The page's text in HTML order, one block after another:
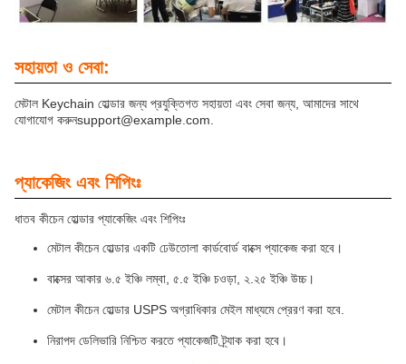
সহায়তা ও সেবা:
মেটাল Keychain হোল্ডার জন্য প্রযুক্তিগত সহায়তা এবং সেবা জন্য, আমাদের সাথে
যোগাযোগ করুনsupport@example.com.
প্যাকেজিং এবং শিপিংঃ
ধাতব কীচেন হোল্ডার প্যাকেজিং এবং শিপিংঃ
মেটাল কীচেন হোল্ডার একটি ঢেউতোলা কার্ডবোর্ড বাক্সে প্যাকেজ করা হবে।
বাক্সের আকার ৬.৫ ইঞ্চি লম্বা, ৫.৫ ইঞ্চি চওড়া, ২.২৫ ইঞ্চি উচ্চ।
মেটাল কীচেন হোল্ডার USPS অগ্রাধিকার মেইল মাধ্যমে প্রেরণ করা হবে.
নিরাপদ ডেলিভারি নিশ্চিত করতে প্যাকেজটি ট্র্যাক করা হবে।